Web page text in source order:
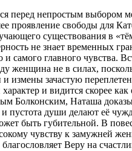
перед непростым выбором
проявление свободы для
существования в
не знает временных
самого главного чувства.
женщина не в силах,
зачастую
и видится скорее
Болконским, Наташа
пустота души делают её
быть губительной. В
чувству к замужней
Веру на